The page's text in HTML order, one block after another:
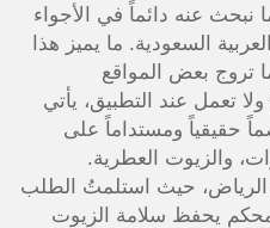
عنه دائماً في الأجواء
السعودية. ما يميز هذا
تروج بعض المواقع
وهمية تصل لـ 50% ولا تعمل عند التطبيق، يأتي
حقيقياً ومستداماً على
والزيوت العطرية.
الرياض، حيث استلمتُ الطلب
محكم يحفظ سلامة الزيوت